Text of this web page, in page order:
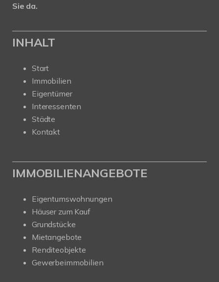
Sie da.
INHALT
Start
Immobilien
Eigentümer
Interessenten
Städte
Kontakt
IMMOBILIENANGEBOTE
Eigentumswohnungen
Häuser zum Kauf
Grundstücke
Mietangebote
Renditeobjekte
Gewerbeimmobilien